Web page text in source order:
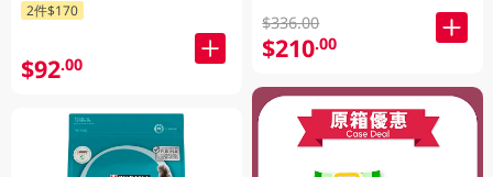
2件$170
$92.00
$336.00
$210.00